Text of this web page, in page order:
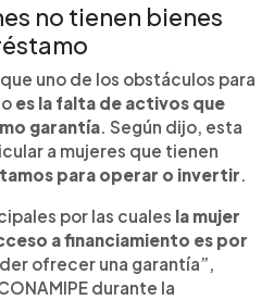
no tienen bienes
uno de los obstáculos para
es la falta de activos que
garantía. Según dijo, esta
a mujeres que tienen
para operar o invertir.
por las cuales la mujer
a financiamiento es por
ofrecer una garantía”,
durante la